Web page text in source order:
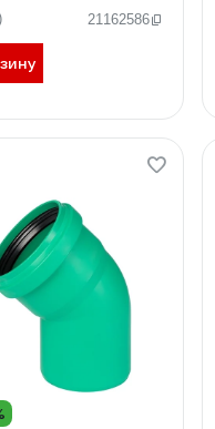
21162586